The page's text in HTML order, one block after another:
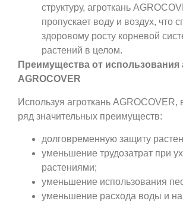
структуру, агроткань
пропускает воду и воздух, что
здоровому росту корневой
растений в целом.
Преимущества от использования
AGROCOVER
Используя агроткань AGROCOVER,
ряд значительных преимуществ:
долговременную защиту
уменьшение трудозатрат при
растениями;
уменьшение использования
уменьшение расхода воды и